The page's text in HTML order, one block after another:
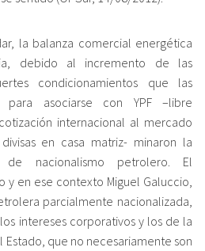
la balanza comercial energética
debido al incremento de las
condicionamientos que las
para asociarse con YPF –libre
internacional al mercado
en casa matriz- minaron la
de nacionalismo petrolero. El
y en ese contexto Miguel Galuccio,
parcialmente nacionalizada,
intereses corporativos y los de la
que no necesariamente son